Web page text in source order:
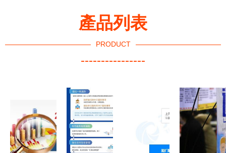
產品列表
PRODUCT
----------------